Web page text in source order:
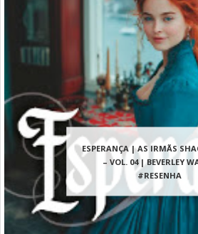
ESPERANÇA | AS IRMÃS
– VOL. 04 | BEVERLEY
#RESENHA